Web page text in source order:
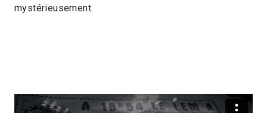
mystérieusement.